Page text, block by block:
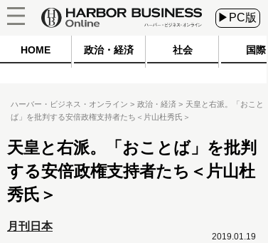
▶PC版
HOME 政治・経済 社会 国際
ハーバー・ビジネス・オンライン 政治・経済
天皇と右派。「おこと
ば」を批判する安倍政権支持者たち＜片山杜秀氏＞
天皇と右派。「おことば」を批判
する安倍政権支持者たち＜片山杜
秀氏＞
月刊日本
2019.01.19